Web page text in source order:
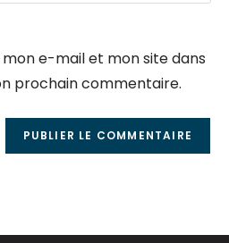
e-mail et mon site dans
prochain commentaire.